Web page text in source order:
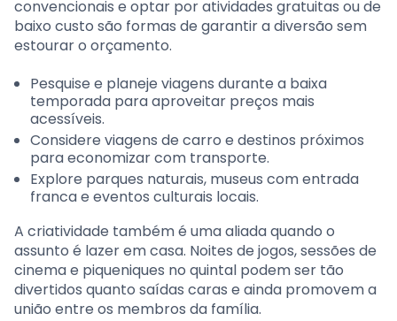
convencionais e optar por atividades gratuitas ou de
baixo custo são formas de garantir a diversão sem
estourar o orçamento.
Pesquise e planeje viagens durante a baixa
temporada para aproveitar preços mais
acessíveis.
Considere viagens de carro e destinos próximos
para economizar com transporte.
Explore parques naturais, museus com entrada
franca e eventos culturais locais.
A criatividade também é uma aliada quando o
assunto é lazer em casa. Noites de jogos, sessões de
cinema e piqueniques no quintal podem ser tão
divertidos quanto saídas caras e ainda promovem a
união entre os membros da família.